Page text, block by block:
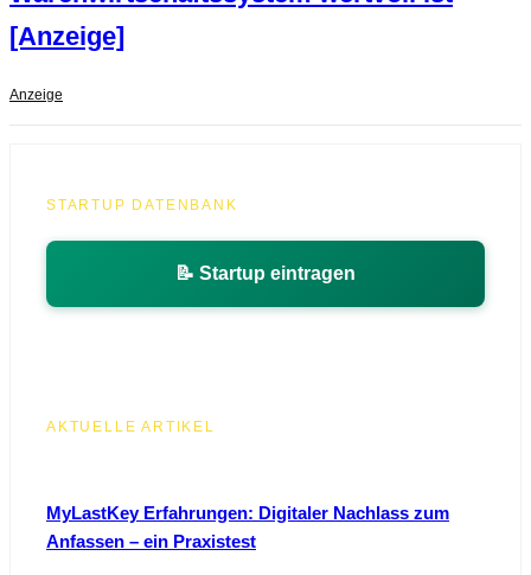
[Anzeige]
Anzeige
STARTUP DATENBANK
📝 Startup eintragen
AKTUELLE ARTIKEL
MyLastKey Erfahrungen: Digitaler Nachlass zum
Anfassen – ein Praxistest